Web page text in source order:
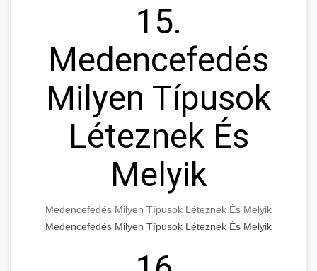
15.
Medencefedés
Milyen Típusok
Léteznek És
Melyik
Medencefedés Milyen Típusok Léteznek És Melyik
Medencefedés Milyen Típusok Léteznek És Melyik